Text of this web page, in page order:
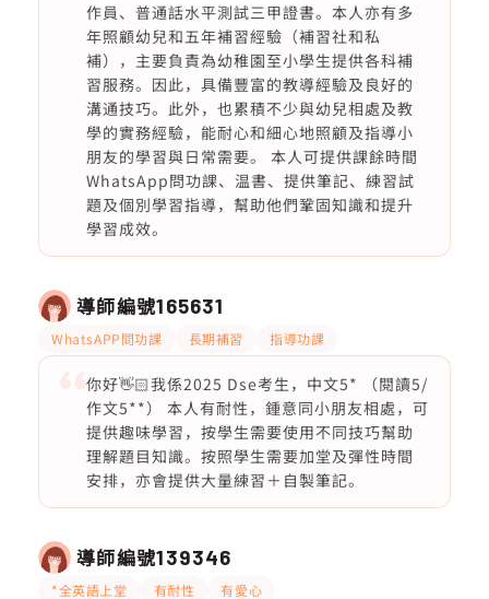
作員、普通話水平測試三甲證書。本人亦有多
年照顧幼兒和五年補習經驗（補習社和私
補），主要負責為幼稚園至小學生提供各科補
習服務。因此，具備豐富的教導經驗及良好的
溝通技巧。此外，也累積不少與幼兒相處及教
學的實務經驗，能耐心和細心地照顧及指導小
朋友的學習與日常需要。 本人可提供課餘時間
WhatsApp問功課、温書、提供筆記、練習試
題及個別學習指導，幫助他們鞏固知識和提升
學習成效。
導師編號165631
WhatsAPP問功課 長期補習 指導功課
你好👋🏻我係2025 Dse考生，中文5* （閱讀5/
作文5**） 本人有耐性，鍾意同小朋友相處，可
提供趣味學習，按學生需要使用不同技巧幫助
理解題目知識。按照學生需要加堂及彈性時間
安排，亦會提供大量練習＋自製筆記。
導師編號139346
*全英語上堂 有耐性 有愛心